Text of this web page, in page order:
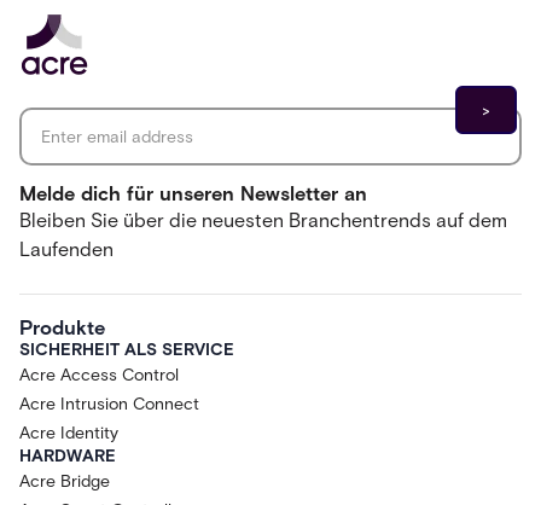
Melde dich für unseren Newsletter an
Bleiben Sie über die neuesten Branchentrends auf dem
Laufenden
Produkte
SICHERHEIT ALS SERVICE
Acre Access Control
Acre Intrusion Connect
Acre Identity
HARDWARE
Acre Bridge